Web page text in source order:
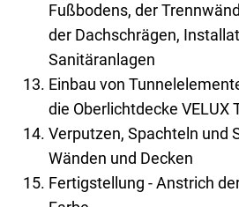
Fußbodens, der
der Dachschrägen,
Sanitäranlagen
Einbau von
die Oberlichtdecke VELUX
Verputzen, Spachteln und
Wänden und Decken
Fertigstellung - Anstrich